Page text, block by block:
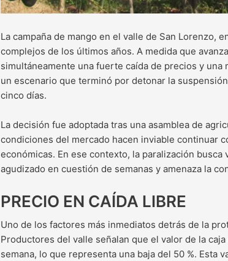
La campaña de mango en el valle de San Lorenzo,
complejos de los últimos años. A medida que
simultáneamente una fuerte caída de precios y
un escenario que terminó por detonar la
cinco días.
La decisión fue adoptada tras una asamblea de
condiciones del mercado hacen inviable continuar
económicas. En ese contexto, la paralización
agudizado en cuestión de semanas y amenaza la
PRECIO EN CAÍDA LIBRE
Uno de los factores más inmediatos detrás de la
Productores del valle señalan que el valor de la
semana, lo que representa una baja del 50 %.